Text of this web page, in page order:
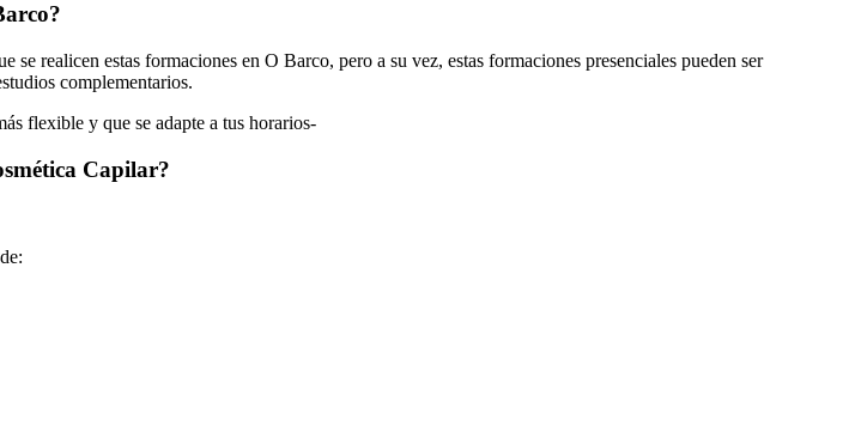
realicen estas formaciones en O Barco, pero a su vez, estas formaciones presenciales pueden ser
complementarios.
flexible y que se adapte a tus horarios-
Capilar?